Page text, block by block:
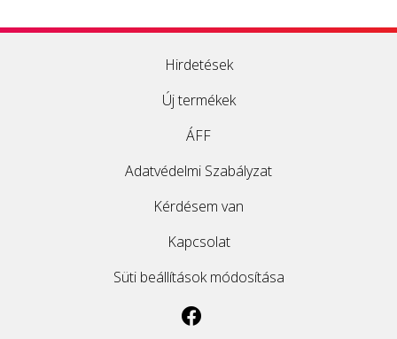
Hirdetések
Új termékek
ÁFF
Adatvédelmi Szabályzat
Kérdésem van
Kapcsolat
Süti beállítások módosítása